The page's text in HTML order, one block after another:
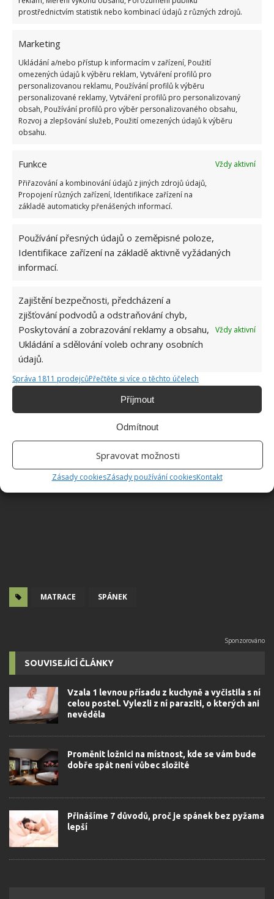
prostřednictvím statistik nebo kombinací údajů z různých zdrojů.
Marketing
Ukládání a/nebo přístup k informacím v zařízení, Použití
omezených údajů k výběru reklam, Vytváření profilů pro
personalizovanou reklamu, Používání profilů k výběru
personalizované reklamy, Vytváření profilů pro personalizovaný
obsah, Používání profilů pro výběr personalizovaného obsahu,
Rozvoj a zlepšování služeb, Použití omezených údajů k výběru
obsahu.
Funkce
Vždy aktivní
Přiřazování a kombinování údajů z jiných zdrojů údajů,
Propojení různých zařízení, Identifikace zařízení na
základě automaticky přenášených informací.
Používání přesných údajů o zeměpisné poloze,
Identifikace zařízení na základě aktivně vyžádaných
informací.
Zajištění bezpečnosti, předcházení a
zjišťování podvodů a odstraňování chyb,
Poskytování a zobrazování reklamy a obsahu,
Ukládání a sdělování voleb ochrany osobních
údajů.
Vždy aktivní
Správa 1811 prodejcůPřečtěte si více o těchto účelech
Příjmout
Odmítnout
Spravovat možnosti
Zásady cookiesZásady používání cookiesKontakt
způsob provedení roštu. Je totiž potřeba speciální
lamelové, které se potom dále dělí podle počtu
lamel. Vždy se zajímejte o to, jakou velikost roštu
vybíráte, jakou má rošt nosnost, a nakonec i o to, zda
je možné rošt polohovat.Nezapomeňte, že každý
rošt potřebuje jinou matraci.Například rošty
polohovací si nebudou rozumět s matracemi, ve
Někdy není moc dobré spoléhat se na to, že vám ve
velkých obchodech s nábytkem poradí, co je pro vás
opravdu dobré.Před nákupem matrace je určitě
tom,jak vybrat matraci, abyste měli dopředu
představu, co hledat.Nenechte se nikým ovlivnit,
nehledejte ani to nejlevnější, ani to nejdražší.
opravdu jako v bavlnce.
Zdroj obrázků:pixabay.com
MATRACE SPÁNEK
SOUVISEJÍCÍ ČLÁNKY
Vzala 1 levnou přísadu z kuchyně a vyčistila s ní
celou postel. Vylezli z ní paraziti, o kterých ani
nevěděla
Proměnit ložnici na místnost, kde se vám bude
dobře spát není vůbec složité
Přinášíme 7 důvodů, proč je spánek bez pyžama
lepší